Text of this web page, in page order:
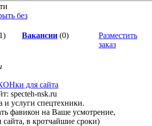
без
Вакансии (0)
Разместить
заказ
для сайта
specteh-nsk.ru
и услуги спецтехники.
фавикон на Ваше усмотрение,
сайта, в кротчайшие сроки)